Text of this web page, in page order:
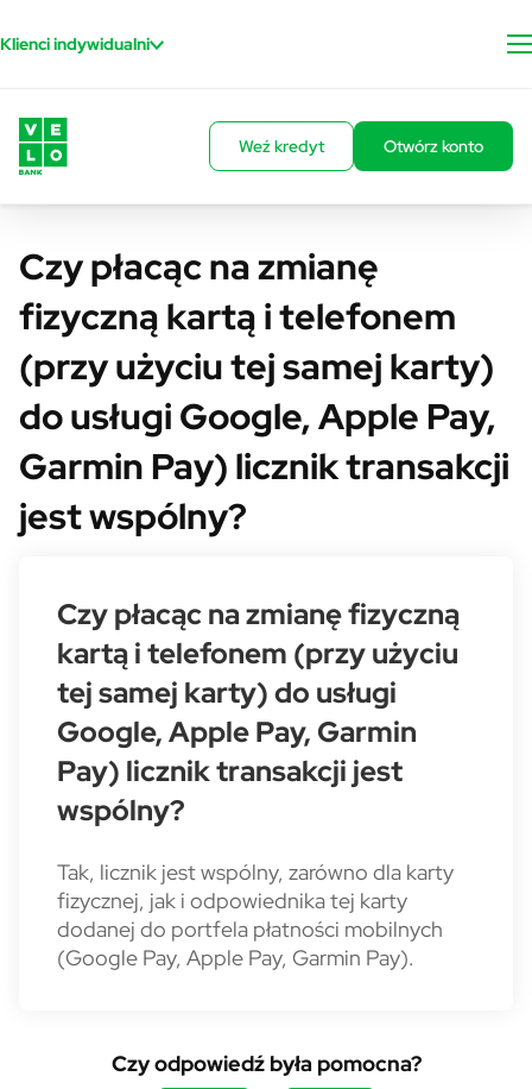
Klienci indywidualni
Weź kredyt Otwórz konto
Czy płacąc na zmianę
fizyczną kartą i telefonem
(przy użyciu tej samej karty)
do usługi Google, Apple Pay,
Garmin Pay) licznik transakcji
jest wspólny?
Czy płacąc na zmianę fizyczną
kartą i telefonem (przy użyciu
tej samej karty) do usługi
Google, Apple Pay, Garmin
Pay) licznik transakcji jest
wspólny?
Tak, licznik jest wspólny, zarówno dla karty
fizycznej, jak i odpowiednika tej karty
dodanej do portfela płatności mobilnych
(Google Pay, Apple Pay, Garmin Pay).
Czy odpowiedź była pomocna?